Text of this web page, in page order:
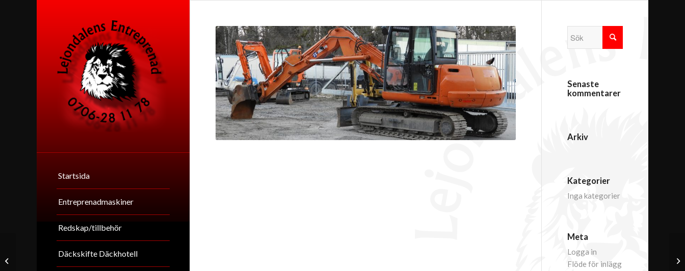
Startsida
Entreprenadmaskiner
Redskap/tillbehör
Däckskifte Däckhotell
Senaste
kommentarer
Arkiv
Kategorier
Inga kategorier
Meta
Logga in
Flöde för inlägg